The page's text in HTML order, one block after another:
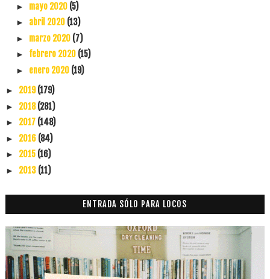
► mayo 2020 (5)
► abril 2020 (13)
► marzo 2020 (7)
► febrero 2020 (15)
► enero 2020 (19)
► 2019(179)
► 2018(281)
► 2017 (148)
► 2016 (84)
► 2015 (16)
► 2013 (11)
ENTRADA SÓLO PARA LOCOS